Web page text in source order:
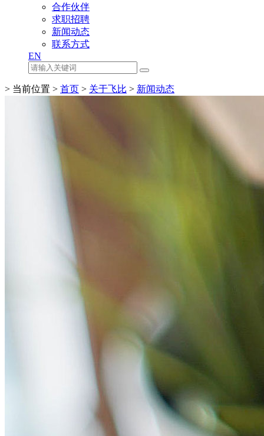
合作伙伴
求职招聘
新闻动态
联系方式
EN
> 当前位置 > 首页 > 关于飞比 > 新闻动态